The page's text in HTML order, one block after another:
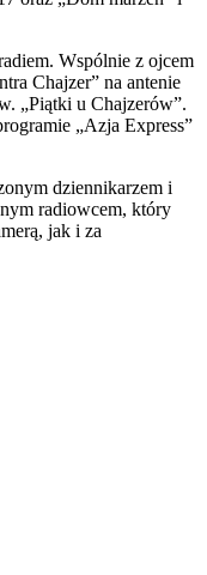
Wspólnie z ojcem
Chajzer” na antenie
„Piątki u Chajzerów”.
„Azja Express”
dziennikarzem i
radiowcem, który
jak i za